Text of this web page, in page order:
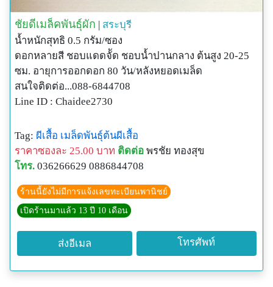
ชัยดีเมล็คพันธุ์ผัก | สระบุรี
น้ำหนักสุทธิ 0.5 กรัม/ซอง
ดอกหลายสี ชอบแดดจััด ชอบน้ำปานกลาง ต้นสูง 20-25
ซม. อายุการออกดอก 80 วัน/หลังหยอดเมล็ด
สนใจติดต่อ...088-6844708
Line ID : Chaidee2730
Tag: ผีเสื้อ เมล็ดพันธุ์ต้นผีเสื้อ
ราคาซองละ 25.00 บาท ติดต่อ พรชัย ทองสุข
โทร. 036266629 0886844708
ร้านนี้ยังไม่มีการแจ้งเลขทะเบียนพานิชย์
เปิดร้านมาแล้ว 13 ปี 10 เดือน
ส่งอีเมล โทรศัพท์